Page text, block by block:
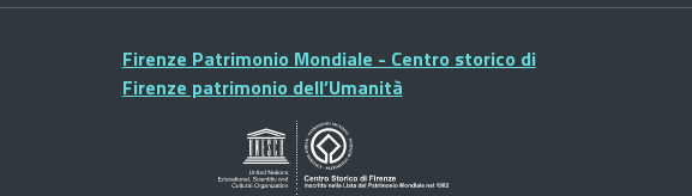
Firenze Patrimonio Mondiale - Centro storico di
Firenze patrimonio dell’Umanità